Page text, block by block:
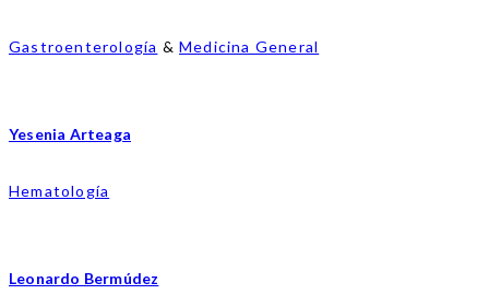
Gastroenterología &Medicina General
Yesenia Arteaga
Hematología
Leonardo Bermúdez